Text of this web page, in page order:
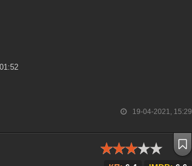
19-04-2021, 15:29